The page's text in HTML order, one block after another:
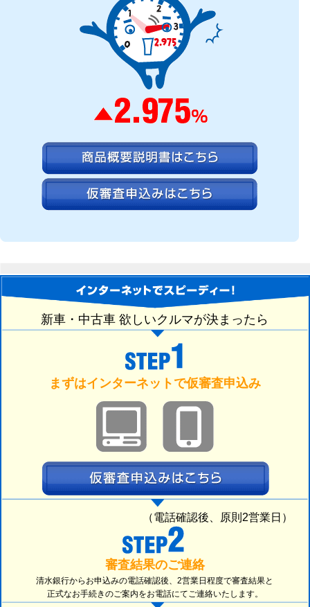
新車・中古車 欲しいクルマが決まったら
まずはインターネットで仮審査申込み
（電話確認後、原則2営業日）
審査結果のご連絡
清水銀行からお申込みの電話確認後、2営業日程度で審査結果と
正式なお手続きのご案内をお電話にてご連絡いたします。